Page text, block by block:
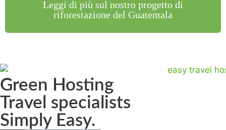
Leggi di più sul nostro progetto di
riforestazione del Guatemala
Green Hosting
Travel specialists
Simply Easy.